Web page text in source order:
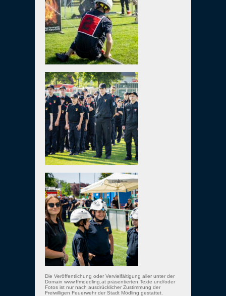
Die Veröffentlichung oder Vervielfältigung aller unter der
Domain www.ffmoedling.at präsentierten Texte und/oder
Fotos ist nur nach ausdrücklicher Zustimmung der
Freiwilligen Feuerwehr der Stadt Mödling gestattet.